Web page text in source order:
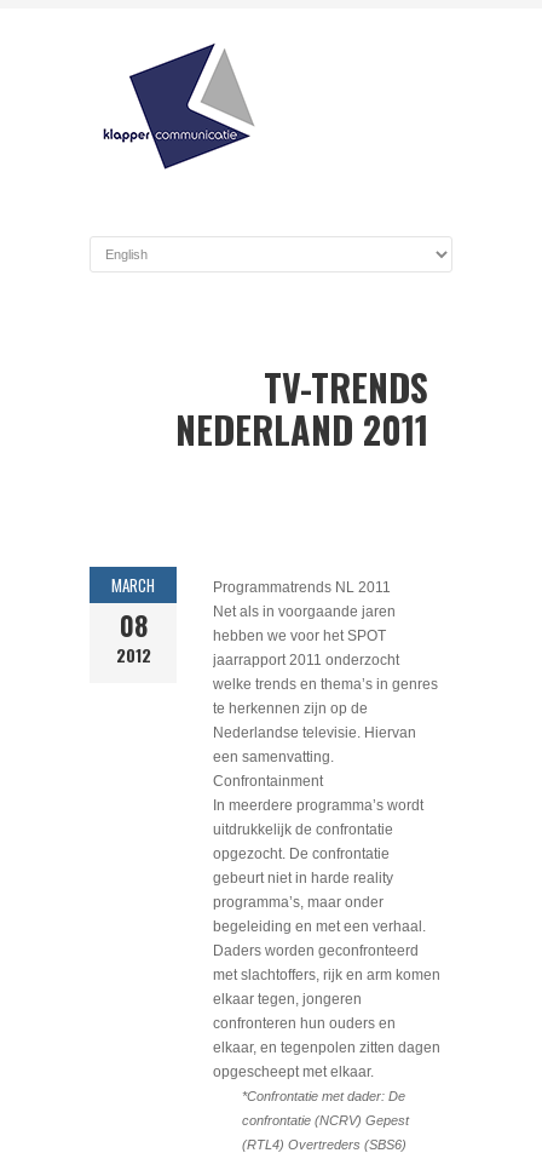
TV-TRENDS
NEDERLAND 2011
MARCH
08
2012
Programmatrends NL 2011
Net als in voorgaande jaren
hebben we voor het SPOT
jaarrapport 2011 onderzocht
welke trends en thema’s in genres
te herkennen zijn op de
Nederlandse televisie. Hiervan
een samenvatting.
Confrontainment
In meerdere programma’s wordt
uitdrukkelijk de confrontatie
opgezocht. De confrontatie
gebeurt niet in harde reality
programma’s, maar onder
begeleiding en met een verhaal.
Daders worden geconfronteerd
met slachtoffers, rijk en arm komen
elkaar tegen, jongeren
confronteren hun ouders en
elkaar, en tegenpolen zitten dagen
opgescheept met elkaar.
*Confrontatie met dader: De
confrontatie (NCRV) Gepest
(RTL4) Overtreders (SBS6)